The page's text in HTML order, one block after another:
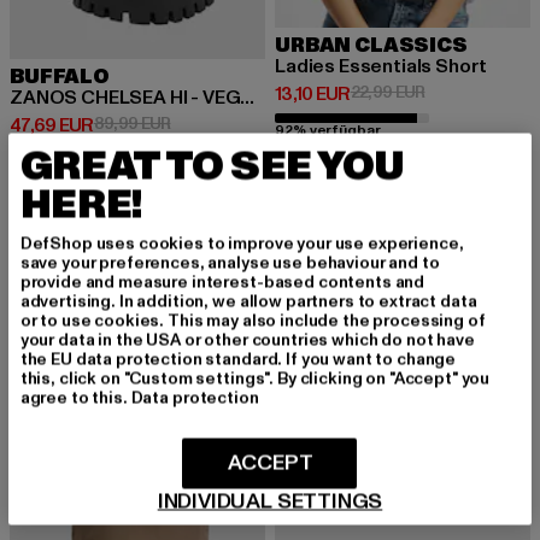
BUFFALO
ZANOS CHELSEA HI - VEGAN NAPPA
47,69 EUR
Derzeitiger Preis: 47,69 EUR
89,99 EURAktionspreis: 89,99 EUR
URBAN CLASSICS
Ladies Essentials Short
13,10 EUR
Derzeitiger Preis: 13,10 EUR
22,99 EURAktionspreis:
92% verfügbar
GREAT TO SEE YOU
HERE!
DefShop uses cookies to improve your use experience,
save your preferences, analyse use behaviour and to
provide and measure interest-based contents and
advertising. In addition, we allow partners to extract data
or to use cookies. This may also include the processing of
your data in the USA or other countries which do not have
the EU data protection standard. If you want to change
this, click on "Custom settings". By clicking on "Accept" you
agree to this. Data protection
INDIVIDUAL SETTINGS
ACCEPT